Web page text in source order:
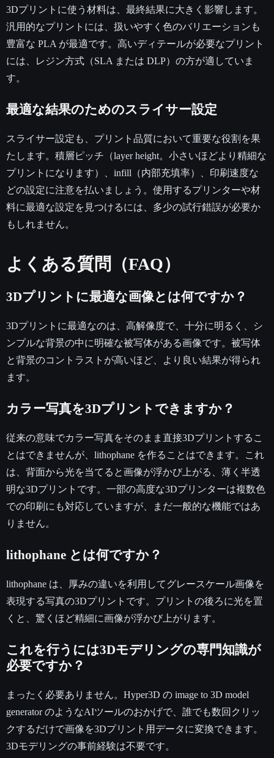
3Dプリントに使う材料は、最終結果に大きく影響します。
汎用的なプリントには、扱いやすく色のバリエーションも
豊富な PLA が最適です。高いディテールが必要なプリント
には、レジン方式（SLA または DLP）の方が適していま
す。
最適な結果のためのスライサー設定
スライサー設定も、プリント品質において重要な役割を果
たします。積層ピッチ（layer height。小さいほどより精細な
プリントになります）、infill（内部充填率）、印刷速度な
どの設定に注意を払いましょう。使用するプリンターや材
料に最適な設定を見つけるには、多少の試行錯誤が必要か
もしれません。
よくある質問（FAQ）
3Dプリントに最適な画像とは何ですか？
3Dプリントに最適なのは、高解像度で、十分に明るく、シ
ンプルな背景の中に明確な被写体がある画像です。被写体
と背景のコントラストが高いほど、より良い結果が得られ
ます。
カラー写真を3Dプリントできますか？
従来の意味でカラー写真をそのまま直接3Dプリントするこ
とはできませんが、lithophane を作ることはできます。これ
は、背面から光を当てると画像が浮かび上がる、薄く半透
明な3Dプリントです。一部の高度な3Dプリンターは複数色
での印刷にも対応していますが、まだ一般的な機能ではあ
りません。
lithophane とは何ですか？
lithophane は、厚みの違いを利用してグレースケール画像を
表現する写真の3Dプリントです。プリントの後ろに光を置
くと、驚くほど精細に画像が浮かび上がります。
これを行うには3Dモデリングの専門知識が
必要ですか？
まったく必要ありません。Hyper3D の image to 3D model
generator のようなAIツールのおかげで、誰でも数回クリッ
クするだけで画像を3Dプリント用データに変換できます。
3Dモデリングの事前経験は不要です。